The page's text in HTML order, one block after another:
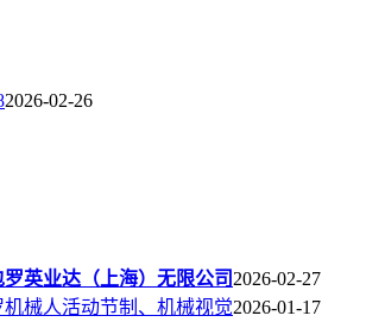
2026-02-26
英业达（上海）无限公司 2026-02-27
械人活动节制、机械视觉2026-01-17